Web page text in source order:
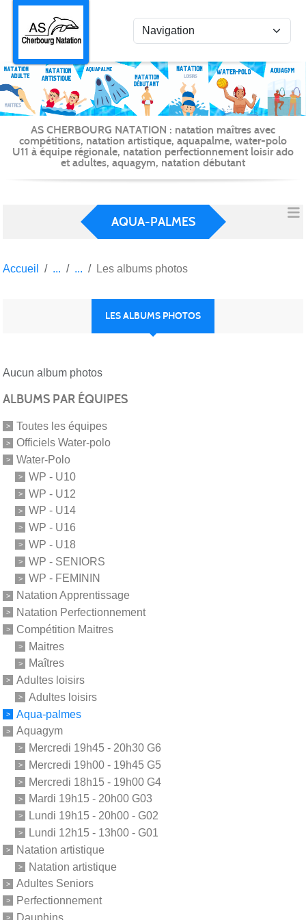
AS CHERBOURG NATATION : natation maîtres avec
compétitions, natation artistique, aquapalme, water-polo
U11 à équipe régionale, natation perfectionnement loisir ado
et adultes, aquagym, natation débutant
AQUA-PALMES
Accueil Les albums photos
LES ALBUMS PHOTOS
Aucun album photos
ALBUMS PAR ÉQUIPES
Toutes les équipes
Officiels Water-polo
Water-Polo
WP - U10
WP - U12
WP - U14
WP - U16
WP - U18
WP - SENIORS
WP - FEMININ
Natation Apprentissage
Natation Perfectionnement
Compétition Maitres
Maitres
Maîtres
Adultes loisirs
Adultes loisirs
Aqua-palmes
Aquagym
Mercredi 19h45 - 20h30 G6
Mercredi 19h00 - 19h45 G5
Mercredi 18h15 - 19h00 G4
Mardi 19h15 - 20h00 G03
Lundi 19h15 - 20h00 - G02
Lundi 12h15 - 13h00 - G01
Natation artistique
Natation artistique
Adultes Seniors
Perfectionnement
Dauphins
Panneau de gestion des cookies